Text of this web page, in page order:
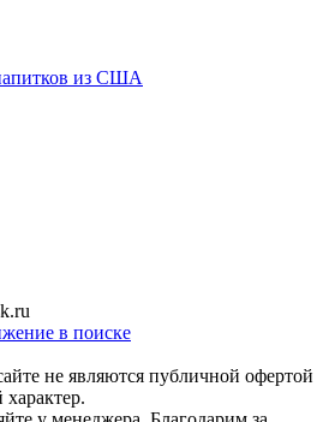
из США
в поиске
не являются публичной офертой